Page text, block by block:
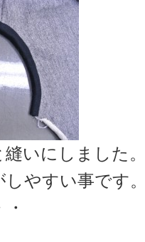
縫いにしました
しやすい事です